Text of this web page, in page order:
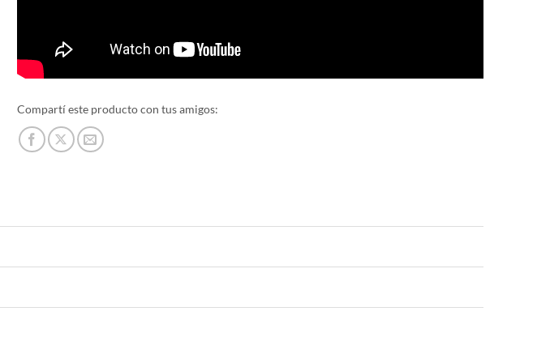
Compartí este producto con tus amigos: